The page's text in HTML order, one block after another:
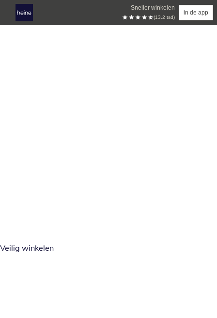
Sneller winkelen
(13.2 tsd)
in de app
Veilig winkelen